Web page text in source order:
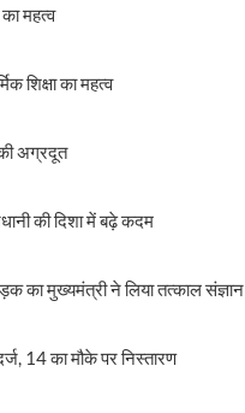
का महत्व
शिक्षा का महत्व
की अग्रदूत
की दिशा में बढ़े कदम
का मुख्यमंत्री ने लिया तत्काल संज्ञान
14 का मौके पर निस्तारण